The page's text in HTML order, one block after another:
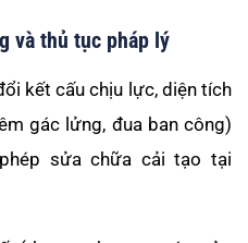
và thủ tục pháp lý
kết cấu chịu lực, diện tích
gác lửng, đua ban công)
sửa chữa cải tạo tại